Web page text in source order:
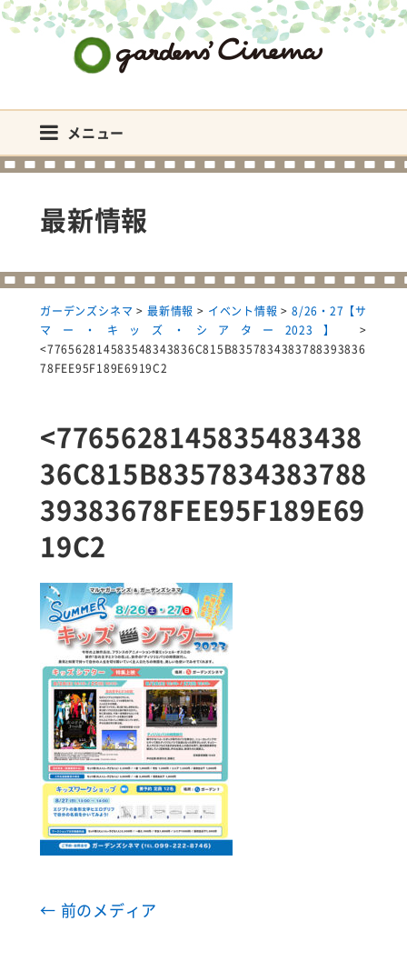
メニュー
最新情報
ガーデンズシネマ > 最新情報 > イベント情報 >8/26・27【サ
マー・キッズ・シアター2023】
>
<776562814583548343836C815B8357834383788393836
78FEE95F189E6919C2
<7765628145835483438
36C815B8357834383788
39383678FEE95F189E69
19C2
← 前のメディア